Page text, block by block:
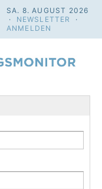
SA. 8. AUGUST 2026
· NEWSLETTER
·
ANMELDEN